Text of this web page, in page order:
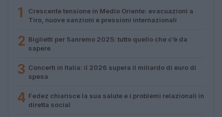
1
Crescente tensione in Medio Oriente: evacuazioni a
Tiro, nuove sanzioni e pressioni internazionali
2 Biglietti per Sanremo 2025: tutto quello che c’è da
sapere
3 Concerti in Italia: il 2026 supera il miliardo di euro di
spesa
4 Fedez chiarisce la sua salute e i problemi relazionali in
diretta social